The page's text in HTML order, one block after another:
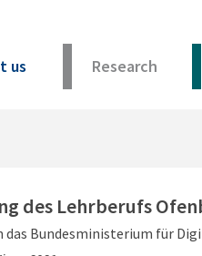
us Research
des Lehrberufs
das Bundesministerium für